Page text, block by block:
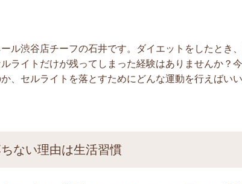
ル渋谷店チーフの石井です。ダイエットをしたとき
ライトだけが残ってしまった経験はありませんか？
、セルライトを落とすためにどんな運動を行えばい
ない理由は生活習慣